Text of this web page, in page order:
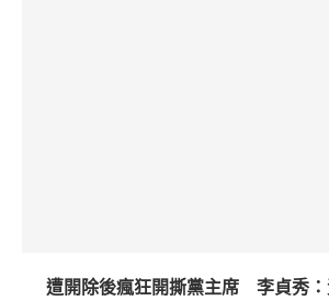
遭開除後瘋狂開撕黨主席 李貞秀：